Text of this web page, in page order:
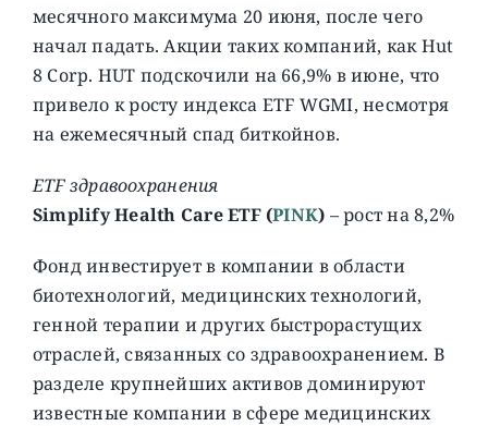
месячного максимума 20 июня, после чего
начал падать. Акции таких компаний, как Hut
8 Corp. HUT подскочили на 66,9% в июне, что
привело к росту индекса ETF WGMI, несмотря
на ежемесячный спад биткойнов.
ETF здравоохранения
Simplify Health Care ETF (PINK) – рост на 8,2%
Фонд инвестирует в компании в области
биотехнологий, медицинских технологий,
генной терапии и других быстрорастущих
отраслей, связанных со здравоохранением. В
разделе крупнейших активов доминируют
известные компании в сфере медицинских